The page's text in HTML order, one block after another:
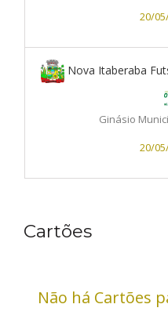
20/
Nova Itaberaba
Ginásio
20/
Cartões
Não há Cartões